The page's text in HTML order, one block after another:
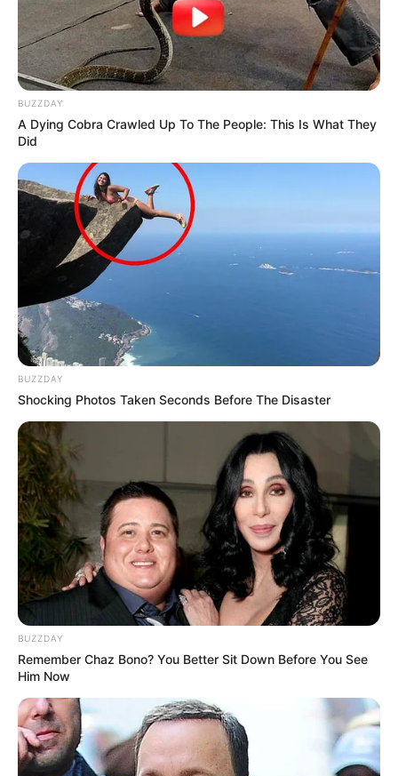
BUZZDAY
A Dying Cobra Crawled Up To The People: This Is What They
Did
BUZZDAY
Shocking Photos Taken Seconds Before The Disaster
BUZZDAY
Remember Chaz Bono? You Better Sit Down Before You See
Him Now